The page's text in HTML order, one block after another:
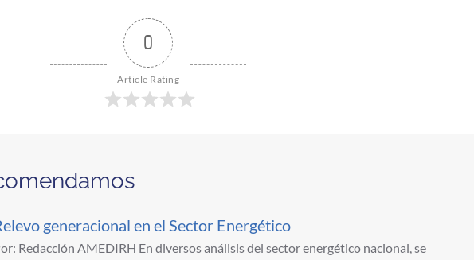
0
Article Rating
generacional en el Sector Energético
Redacción AMEDIRH En diversos análisis del sector energético nacional, se